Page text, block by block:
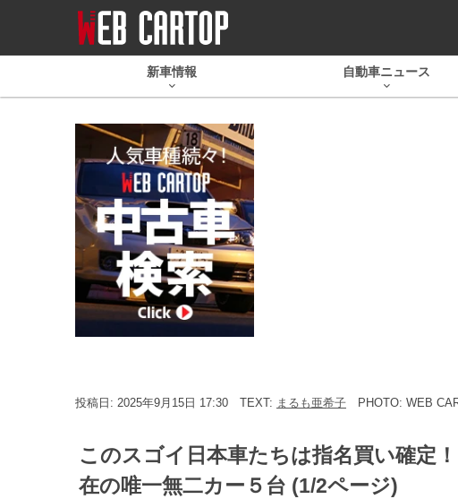
新車情報 自動車ニュース
投稿日: 2025年9月15日 17:30 TEXT: まるも亜希子 PHOTO: WEB
このスゴイ日本車たちは指名買い確
在の唯一無二カー５台 (1/2ページ)